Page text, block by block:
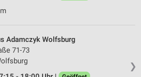
❯
Adamczyk Wolfsburg
71-73